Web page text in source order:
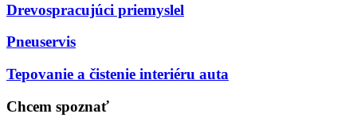
Drevospracujúci priemyslel
Pneuservis
Tepovanie a čistenie interiéru auta
Chcem spoznať